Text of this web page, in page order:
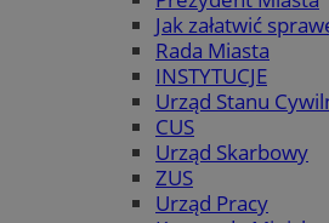
Jak załatwić
Rada Miasta
INSTYTUCJE
Urząd Stanu
CUS
Urząd Skarbowy
ZUS
Urząd Pracy